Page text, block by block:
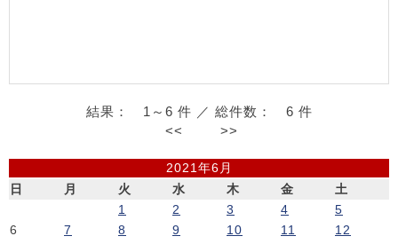
結果： 1～6 件 ／ 総件数： 6 件
<<
>>
2021年6月
日
月 火 水 木 金
土
1
2 3 4
5
6
7 8 9 10 11
12